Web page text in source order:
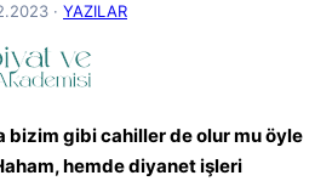
· YAZILAR
bizim gibi cahiller de olur mu öyle
hemde diyanet işleri